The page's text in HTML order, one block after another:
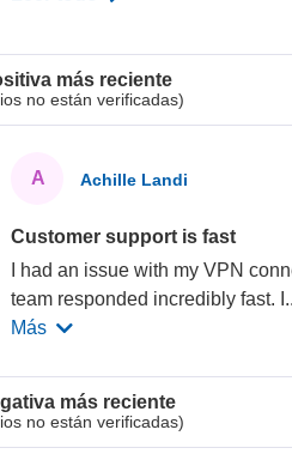
más reciente
no están verificadas)
más reciente
no están verificadas)
A Achille Landi
Customer support is fast
I had an issue with my VPN
team responded incredibly fast. I
Más